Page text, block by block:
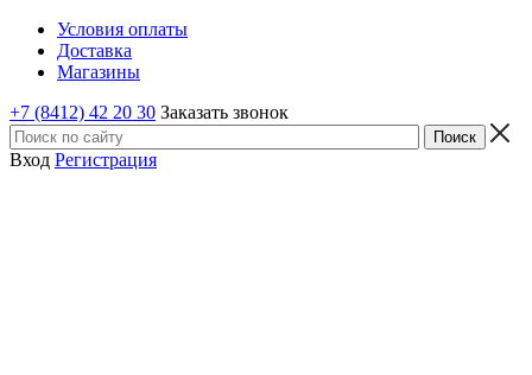
Условия оплаты
Доставка
Магазины
+7 (8412) 42 20 30 Заказать звонок
Вход Регистрация